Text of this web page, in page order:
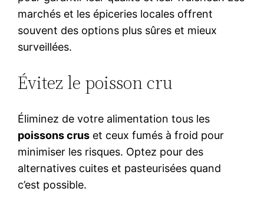
marchés et les épiceries locales offrent
souvent des options plus sûres et mieux
surveillées.
Évitez le poisson cru
Éliminez de votre alimentation tous les
poissons crus et ceux fumés à froid pour
minimiser les risques. Optez pour des
alternatives cuites et pasteurisées quand
c’est possible.